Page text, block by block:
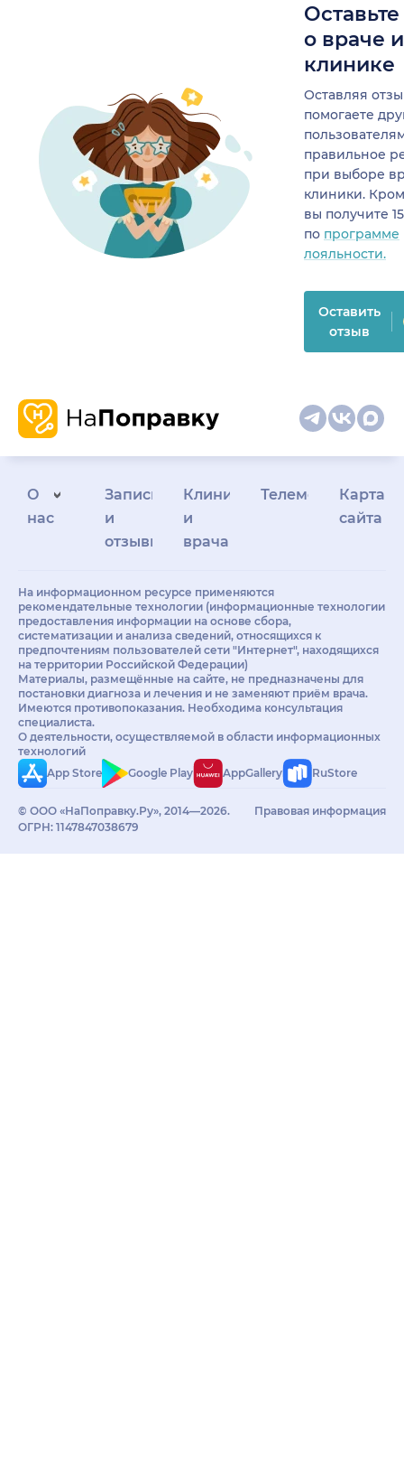
о враче
клинике
Оставляя
помогаете
правильное
при выборе
клиники.
вы получите
по программе
лояльности.
Оставить
отзыв
О
нас
Запись
и
отзывы
Клиникам
и
врачам
Телемедицина
Карта
сайта
На информационном ресурсе применяются
рекомендательные технологии (информационные технологии
предоставления информации на основе сбора,
систематизации и анализа сведений, относящихся к
предпочтениям пользователей сети "Интернет", находящихся
на территории Российской Федерации)
Материалы, размещённые на сайте, не предназначены для
постановки диагноза и лечения и не заменяют приём врача.
Имеются противопоказания. Необходима консультация
специалиста.
О деятельности, осуществляемой в области информационных
технологий
App Store
Google Play AppGallery RuStore
© ООО «НаПоправку.Ру», 2014—2026.
ОГРН: 1147847038679
Правовая информация